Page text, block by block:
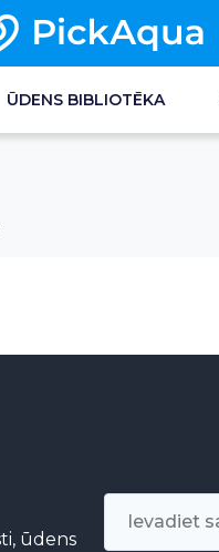
ŪDENS BIBLIOTĒKA
ūdens